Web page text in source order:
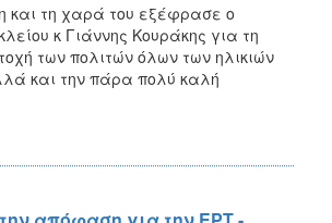
και τη χαρά του εξέφρασε ο
κ Γιάννης Κουράκης για τη
των πολιτών όλων των ηλικιών
και την πάρα πολύ καλή